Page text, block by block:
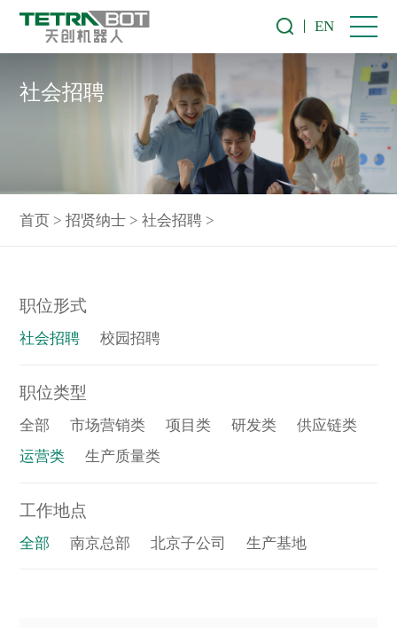
EN
社会招聘
首页 >招贤纳士 >社会招聘 >
职位形式
社会招聘 校园招聘
职位类型
全部 市场营销类 项目类 研发类
供应链类
运营类
生产质量类
工作地点
全部 南京总部 北京子公司 生产基地